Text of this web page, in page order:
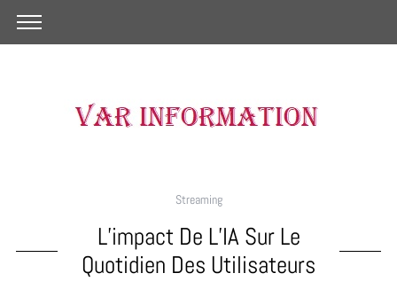
Streaming
L’impact De L’IA Sur Le
Quotidien Des Utilisateurs